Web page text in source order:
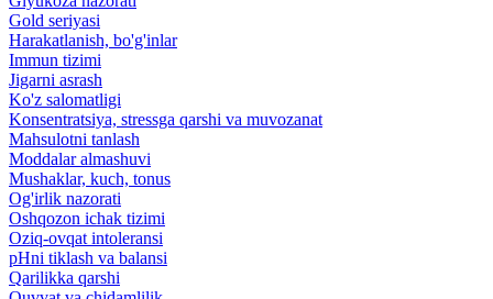
Gold seriyasi
Harakatlanish, bo'g'inlar
Immun tizimi
Jigarni asrash
Ko'z salomatligi
Konsentratsiya, stressga qarshi va muvozanat
Mahsulotni tanlash
Moddalar almashuvi
Mushaklar, kuch, tonus
Og'irlik nazorati
Oshqozon ichak tizimi
Oziq-ovqat intoleransi
pHni tiklash va balansi
Qarilikka qarshi